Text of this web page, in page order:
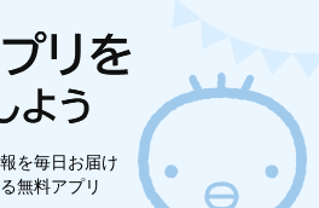
を毎日お届け
無料アプリ